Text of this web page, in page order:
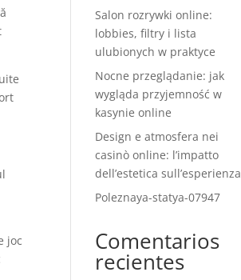
joc
Salon rozrywki online:
lobbies, filtry i lista
ulubionych w praktyce
Nocne przeglądanie: jak
wygląda przyjemność w
kasynie online
Design e atmosfera nei
casinò online: l’impatto
dell’estetica sull’esperienza
Poleznaya-statya-07947
Comentarios
recientes